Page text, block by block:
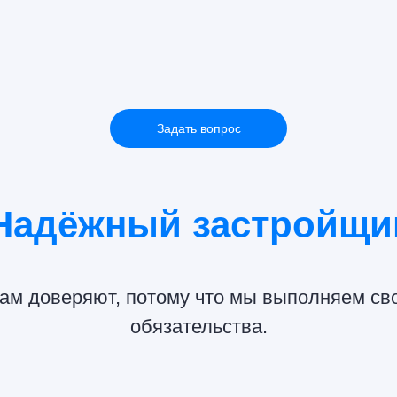
Задать вопрос
доверяют, потому что мы выполняем
обязательства.